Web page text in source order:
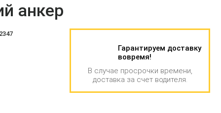
анкер
Гарантируем доставку
вовремя!
В случае просрочки времени,
доставка за счет водителя.